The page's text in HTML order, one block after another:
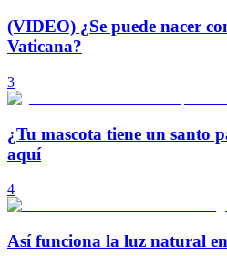
(VIDEO) ¿Se puede nacer
Vaticana?
3
¿Tu mascota tiene un santo
aquí
4
Así funciona la luz natural